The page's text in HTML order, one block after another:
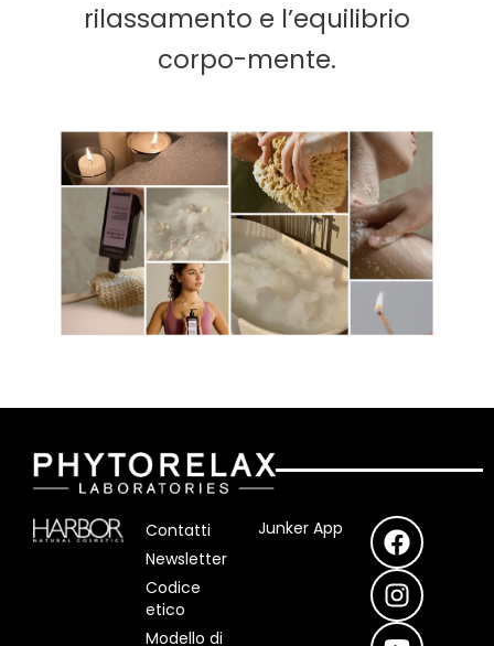
rilassamento e l’equilibrio
corpo-mente.
Contatti
Newsletter
Codice
etico
Modello di
Junker App F
a
c
e
b
I
n
s
t
a
Y
o
u
t
u